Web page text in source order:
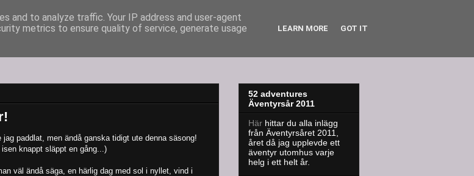
jag paddlat, men ändå ganska tidigt ute denna säsong!
knappt släppt en gång...)
väl ändå säga, en härlig dag med sol i nyllet, vind i
52 adventures
Äventyrsår 2011
Här hittar du alla inlägg
från Äventyrsåret 2011,
året då jag upplevde ett
äventyr utomhus varje
helg i ett helt år.
and to analyze traffic. Your IP address and user-agent
metrics to ensure quality of service, generate usage
LEARN MORE GOT IT